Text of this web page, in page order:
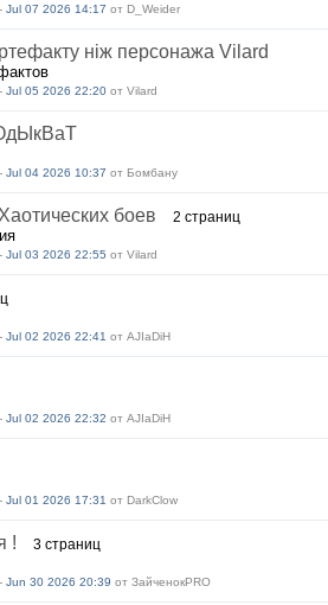
Jul 07 2026 14:17 от D_Weider
ніж персонажа Vilard
Jul 05 2026 22:20 от Vilard
Jul 04 2026 10:37 от Бомбану
боев 2 страниц
Jul 03 2026 22:55 от Vilard
Jul 02 2026 22:41 от AJIaDiH
Jul 02 2026 22:32 от AJIaDiH
Jul 01 2026 17:31 от DarkClow
! 3 страниц
Jun 30 2026 20:39 от ЗайченокPRO